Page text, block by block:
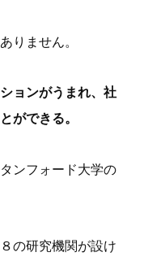
りません。
ョンがうまれ、社
ができる。
ンフォード大学の
の研究機関が設け